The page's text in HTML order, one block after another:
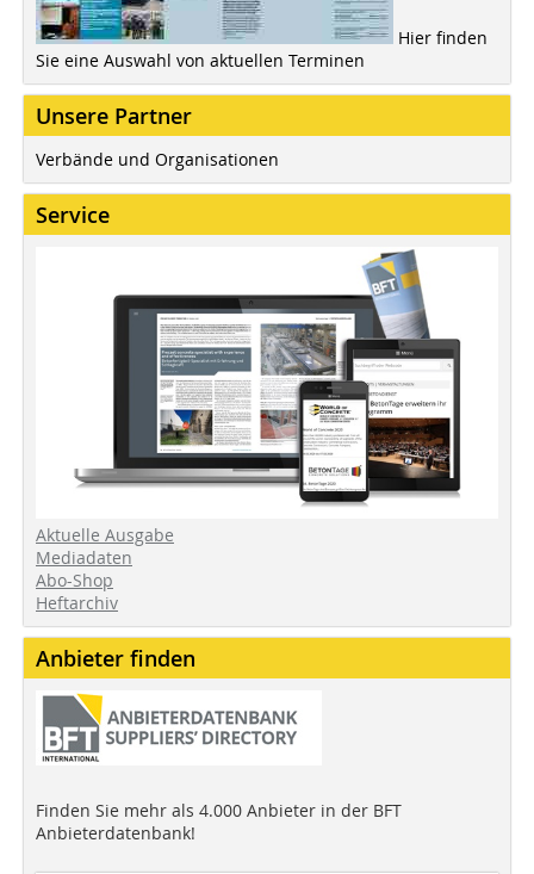
Hier finden
Sie eine Auswahl von aktuellen Terminen
Unsere Partner
Verbände und Organisationen
Service
Aktuelle Ausgabe
Mediadaten
Abo-Shop
Heftarchiv
Anbieter finden
Finden Sie mehr als 4.000 Anbieter in der BFT
Anbieterdatenbank!